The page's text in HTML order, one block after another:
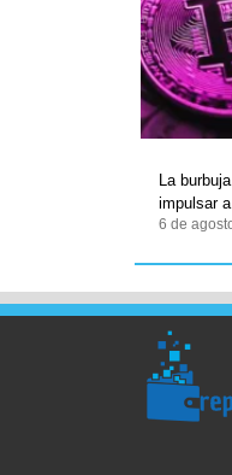
La
impulsar
6 de